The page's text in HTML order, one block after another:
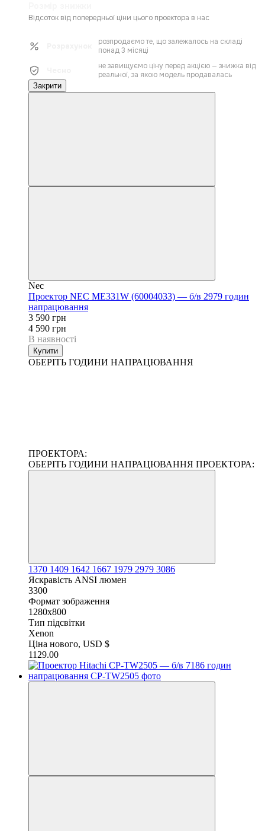
Відсоток від попередньої ціни цього проектора в нас
розпродаємо те, що залежалось на складі
понад 3 місяці
не завищуємо ціну перед акцією — знижка від
реальної, за якою модель продавалась
Закрити
Nec
Проектор NEC ME331W (60004033) — б/в 2979 годин
напрацювання
3 590 грн
4 590 грн
В наявності
Купити
ОБЕРІТЬ ГОДИНИ НАПРАЦЮВАННЯ
ПРОЕКТОРА:
ОБЕРІТЬ ГОДИНИ НАПРАЦЮВАННЯ ПРОЕКТОРА:
1370 1409 1642 1667 1979 2979 3086
Яскравість ANSI люмен
3300
Формат зображення
1280x800
Тип підсвітки
Xenon
Ціна нового, USD $
1129.00